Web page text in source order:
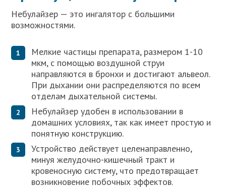
Небулайзер — это ингалятор с большими
возможностями.
Мелкие частицы препарата, размером 1-10
мкм, с помощью воздушной струи
направляются в бронхи и достигают альвеол.
При дыхании они распределяются по всем
отделам дыхательной системы.
Небулайзер удобен в использовании в
домашних условиях, так как имеет простую и
понятную конструкцию.
Устройство действует целенаправленно,
минуя желудочно-кишечный тракт и
кровеносную систему, что предотвращает
возникновение побочных эффектов.